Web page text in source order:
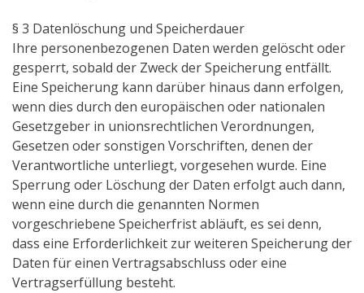
§ 3 Datenlöschung und Speicherdauer
Ihre personenbezogenen Daten werden gelöscht oder
gesperrt, sobald der Zweck der Speicherung entfällt.
Eine Speicherung kann darüber hinaus dann erfolgen,
wenn dies durch den europäischen oder nationalen
Gesetzgeber in unionsrechtlichen Verordnungen,
Gesetzen oder sonstigen Vorschriften, denen der
Verantwortliche unterliegt, vorgesehen wurde. Eine
Sperrung oder Löschung der Daten erfolgt auch dann,
wenn eine durch die genannten Normen
vorgeschriebene Speicherfrist abläuft, es sei denn,
dass eine Erforderlichkeit zur weiteren Speicherung der
Daten für einen Vertragsabschluss oder eine
Vertragserfüllung besteht.